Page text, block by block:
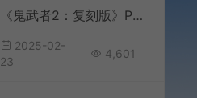
《鬼武者2：复刻版》PC版采用D加密 配置发布
2025-02-
23
4,601